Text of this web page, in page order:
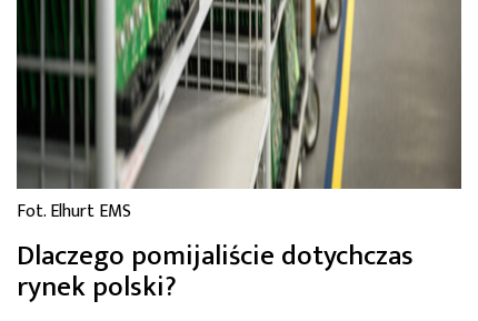
Fot. Elhurt EMS
Dlaczego pomijaliście dotychczas
rynek polski?